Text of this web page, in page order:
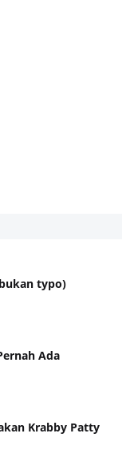
typo)
Ada
Krabby Patty